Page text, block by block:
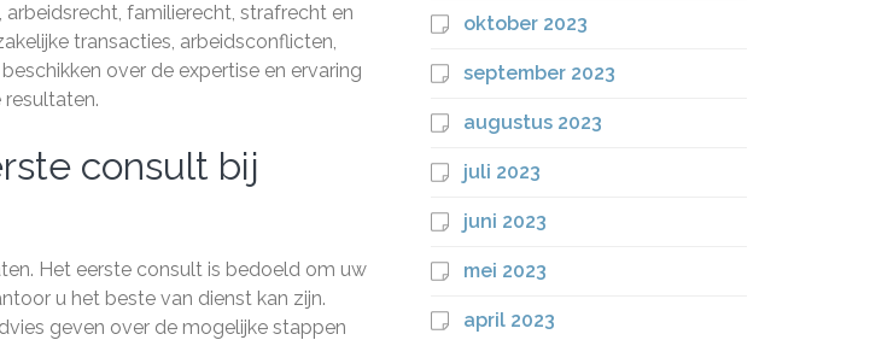
familierecht, strafrecht en
transacties, arbeidsconflicten,
over de expertise en ervaring
consult bij
Het eerste consult is bedoeld om uw
u het beste van dienst kan zijn.
geven over de mogelijke stappen
oktober 2023
september 2023
augustus 2023
juli 2023
juni 2023
mei 2023
april 2023